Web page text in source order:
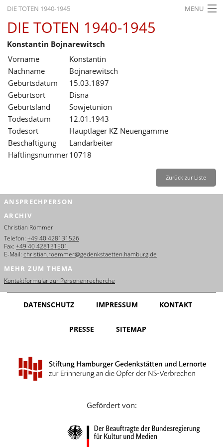
DIE TOTEN 1940-1945 MENU
STARTSEITE
AKTUELLES
AUSSTELLUNGEN
GESCHICHTE
BILDUNG
FORSCHUNG
SERVICE
Français
Dansk
Español
Nederlands
Português
Русский
Leichte Sprache
DIE TOTEN 1940-1945
Konstantin Bojnarewitsch
Vorname
Konstantin
Nachname
Bojnarewitsch
Geburtsdatum
15.03.1897
Geburtsort
Disna
Geburtsland
Sowjetunion
Todesdatum
12.01.1943
Todesort
Hauptlager KZ Neuengamme
Beschäftigung
Landarbeiter
Häftlingsnummer10718
Zurück zur Liste
ANSPRECHPERSON
ARCHIV
Christian Römmer
Telefon: +49 40 428131526
Fax: +49 40 428131501
E-Mail: christian.roemmer@gedenkstaetten.hamburg.de
MEHR ZUM THEMA
Kontaktformular zur Personenrecherche
DATENSCHUTZ IMPRESSUM KONTAKT
PRESSE SITEMAP
Gefördert von: